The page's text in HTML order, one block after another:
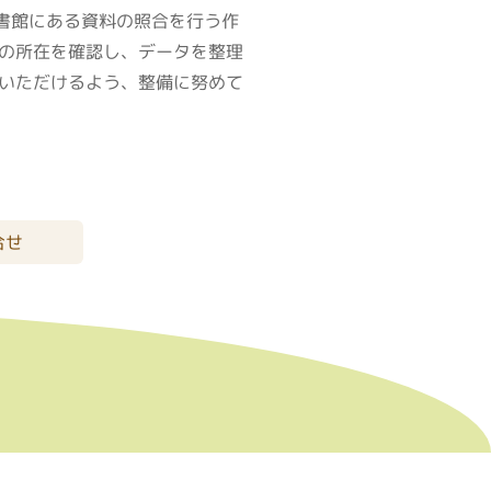
にある資料の照合を行う作
所在を確認し、データを整理
ただけるよう、整備に努めて
せ